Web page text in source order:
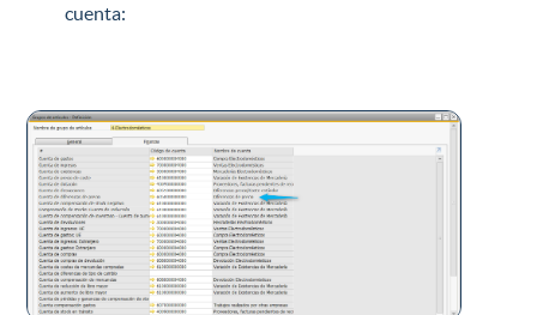
cuenta: